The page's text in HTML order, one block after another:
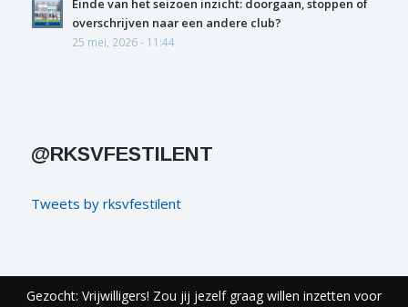
Gezocht: Vrijwilligers! Zou jij jezelf graag willen inzetten voor
Einde van het seizoen inzicht: doorgaan, stoppen of
overschrijven naar een andere club?
25 mei, 2026 - 11:44
@RKSVFESTILENT
Tweets by rksvfestilent